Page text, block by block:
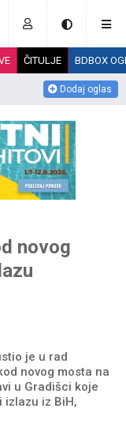
ČITULJE BDBOX
Dodaj oglas
novog
je u rad
novog mosta na
u Gradišci koje
izlazu iz BiH,